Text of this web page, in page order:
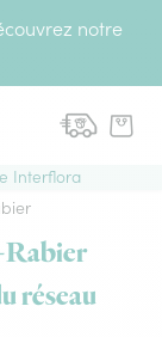
notre
Interflora
Rabier
réseau